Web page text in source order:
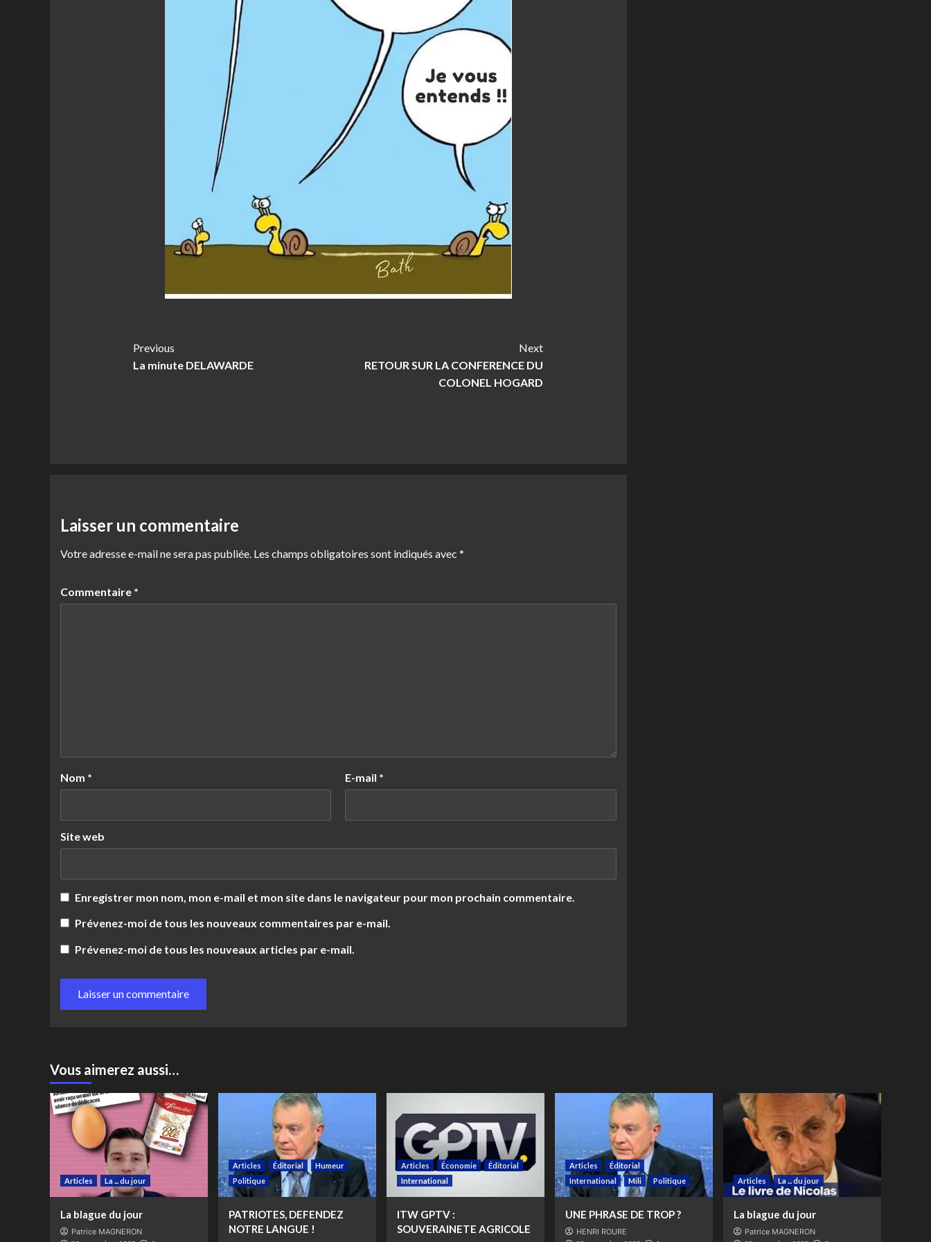
Post
Navigation
Previous
La minute DELAWARDE
Next
RETOUR SUR LA CONFERENCE DU
COLONEL HOGARD
Laisser un commentaire
Votre adresse e-mail ne sera pas publiée. Les champs obligatoires sont indiqués avec *
Commentaire *
Nom * E-mail *
Site web
Enregistrer mon nom, mon e-mail et mon site dans le navigateur pour mon prochain commentaire.
Prévenez-moi de tous les nouveaux commentaires par e-mail.
Prévenez-moi de tous les nouveaux articles par e-mail.
Vous aimerez aussi…
Articles La ... du jour
La blague du jour
Patrice MAGNERON
Articles Éditorial
Humeur
Politique
PATRIOTES, DEFENDEZ
NOTRE LANGUE !
Articles Économie
Éditorial
International
ITW GPTV :
SOUVERAINETE AGRICOLE
Articles
Éditorial
International
Mili Politique
UNE PHRASE DE TROP ?
HENRI ROURE
Articles La ... du jour
La blague du jour
Patrice MAGNERON